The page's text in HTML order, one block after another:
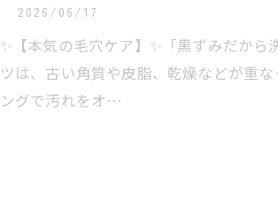
2026/06/17
✨【本気の毛穴ケア】✨「黒ずみだか
ツは、古い角質や皮脂、乾燥などが重
ングで汚れをオ…